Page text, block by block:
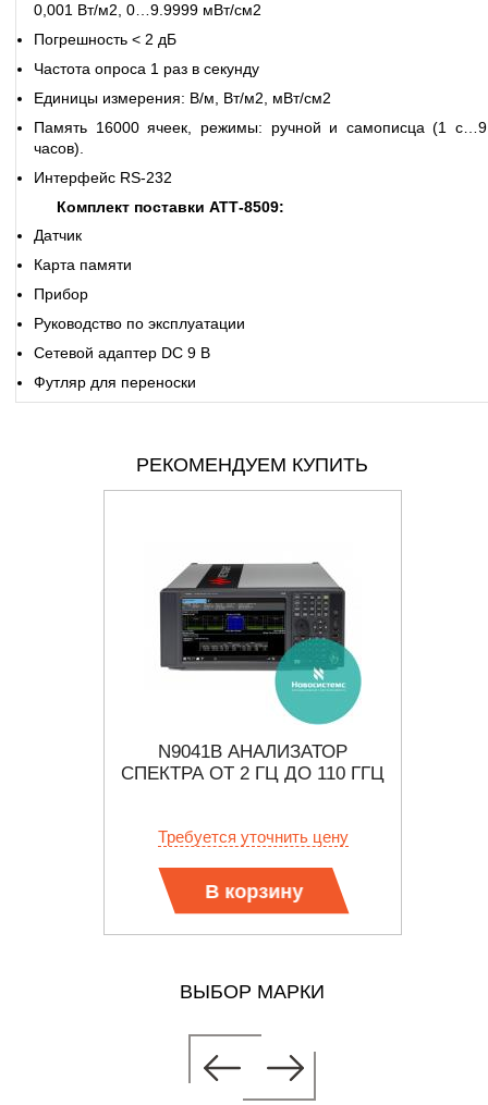
0,001 Вт/м2, 0…9.9999 мВт/см2
Погрешность < 2 дБ
Частота опроса 1 раз в секунду
Единицы измерения: В/м, Вт/м2, мВт/см2
Память 16000 ячеек, режимы: ручной и самописца (1 с…9
часов).
Интерфейс RS-232
Комплект поставки АТТ-8509:
Датчик
Карта памяти
Прибор
Руководство по эксплуатации
Сетевой адаптер DC 9 В
Футляр для переноски
РЕКОМЕНДУЕМ КУПИТЬ
N9041B АНАЛИЗАТОР
СПЕКТРА ОТ 2 ГЦ ДО 110 ГГЦ
Требуется уточнить цену
В корзину
ВЫБОР МАРКИ